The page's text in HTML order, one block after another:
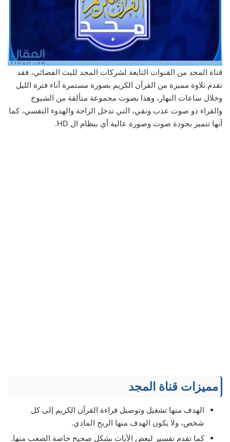
قناة المجد من القنوات التابعة لشركات المجد للبث الفضائي، فقد
تقدم تلاوة مميزة من القرآن الكريم بصورة مستمرة آناء فترة الليل
وخلال ساعات النهار، وهذا بصوت مجموعة متألقة من الشيوخ
والقراء ذو صوت عذب ونقي، التي تدخل الراحة والهدوء النفسي، كما
أنها تتميز بجودة صوت وصورة عالية أي بنظام ال HD.
مميزات قناة المجد
الهدف منها تشغيل وتوصيل قراءة القرآن الكريم إلى كل
شخص، ولا يكون الهدف منها الربح المادي.
كما تقدم تفسير لبعض الأيات بشكل صحيح خاصة الصعب منها.